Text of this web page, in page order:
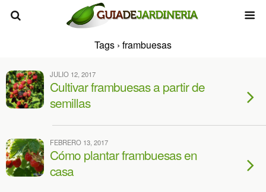
Tags › frambuesas
JULIO 12, 2017
Cultivar frambuesas a partir de
semillas
FEBRERO 13, 2017
Cómo plantar frambuesas en
casa